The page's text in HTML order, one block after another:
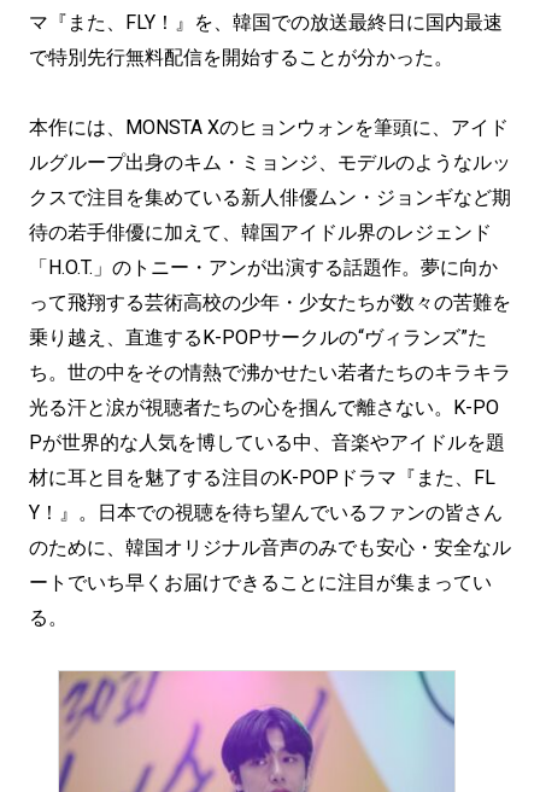
マ『また、FLY！』を、韓国での放送最終日に国内最速
で特別先行無料配信を開始することが分かった。
本作には、MONSTA Xのヒョンウォンを筆頭に、アイド
ルグループ出身のキム・ミョンジ、モデルのようなルッ
クスで注目を集めている新人俳優ムン・ジョンギなど期
待の若手俳優に加えて、韓国アイドル界のレジェンド
「H.O.T.」のトニー・アンが出演する話題作。夢に向か
って飛翔する芸術高校の少年・少女たちが数々の苦難を
乗り越え、直進するK-POPサークルの“ヴィランズ”た
ち。世の中をその情熱で沸かせたい若者たちのキラキラ
光る汗と涙が視聴者たちの心を掴んで離さない。K-PO
Pが世界的な人気を博している中、音楽やアイドルを題
材に耳と目を魅了する注目のK-POPドラマ『また、FL
Y！』。日本での視聴を待ち望んでいるファンの皆さん
のために、韓国オリジナル音声のみでも安心・安全なル
ートでいち早くお届けできることに注目が集まってい
る。